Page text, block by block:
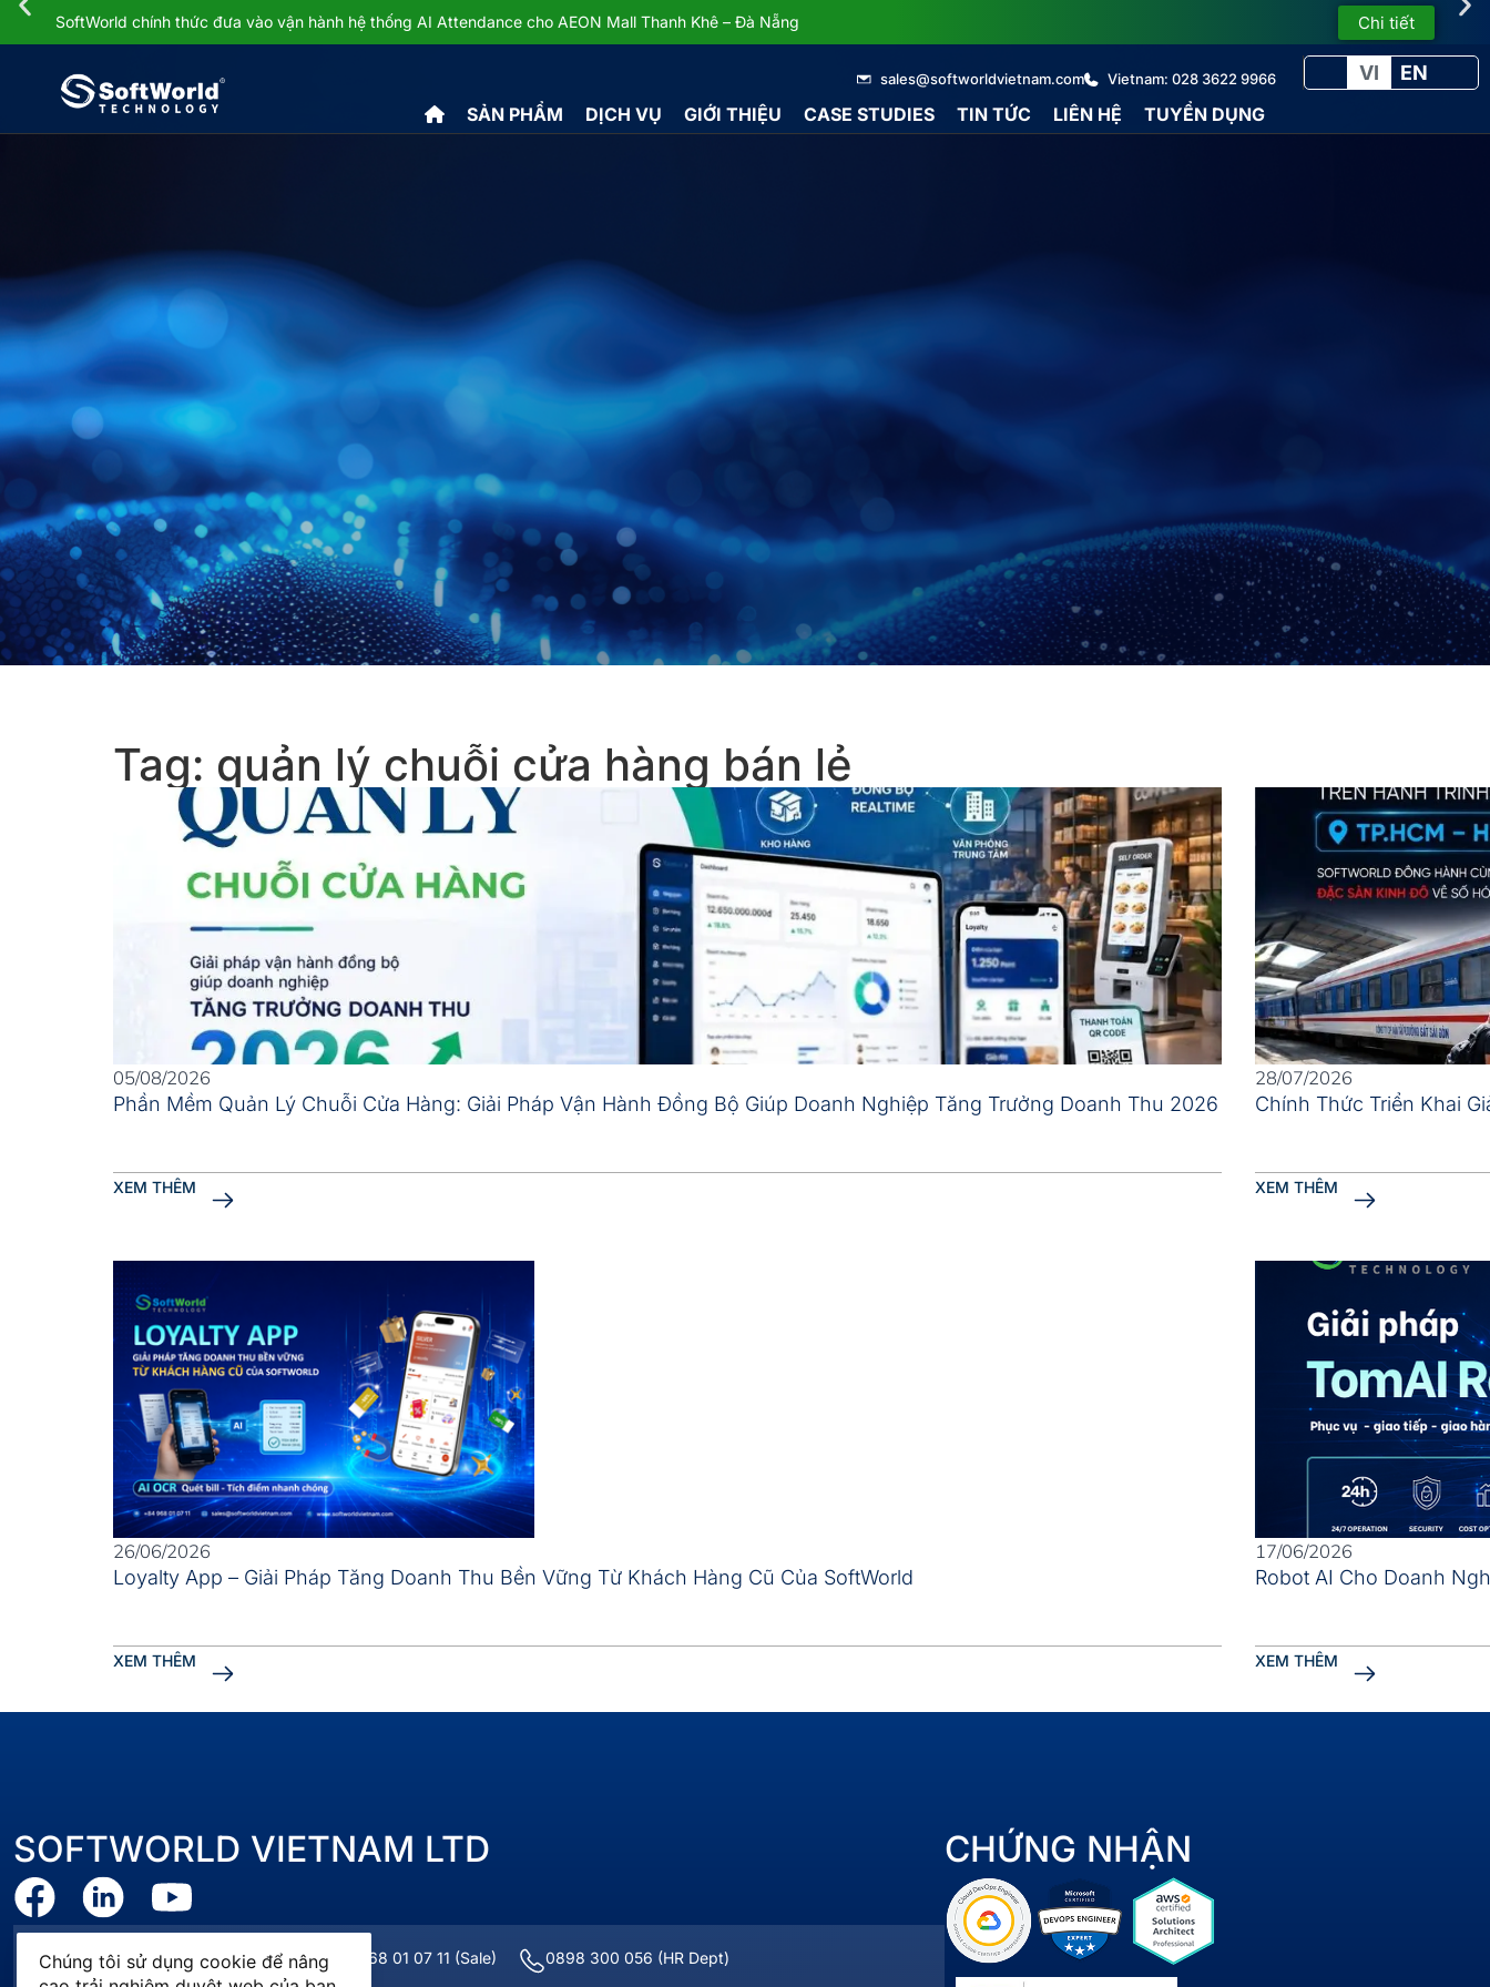
SoftWorld chính thức đưa vào vận hành hệ thống AI Attendance cho AEON Mall Thanh Khê – Đà Nẵng Chi tiết
sales@softworldvietnam.com Vietnam: 028 3622 9966
SẢN PHẨM DỊCH VỤ GIỚI THIỆU CASE STUDIES TIN TỨC LIÊN HỆ TUYỂN DỤNG
VI EN
Tag: quản lý chuỗi cửa hàng bán lẻ
05/08/2026
Phần Mềm Quản Lý Chuỗi Cửa Hàng: Giải Pháp Vận Hành Đồng Bộ Giúp Doanh Nghiệp Tăng Trưởng Doanh Thu 2026
XEM THÊM
28/07/2026
Chính Thức Triển Khai
XEM THÊM
26/06/2026
Loyalty App – Giải Pháp Tăng Doanh Thu Bền Vững Từ Khách Hàng Cũ Của SoftWorld
XEM THÊM
17/06/2026
Robot AI Cho Doanh
XEM THÊM
SOFTWORLD VIETNAM LTD
+84 968 01 07 11 (Sale) 0898 300 056 (HR Dept)
CHỨNG NHẬN
Chúng tôi sử dụng cookie để nâng